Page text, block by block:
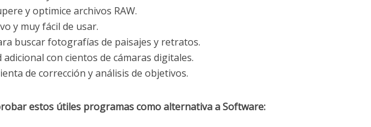
y optimice archivos RAW.
y muy fácil de usar.
buscar fotografías de paisajes y retratos.
con cientos de cámaras digitales.
de corrección y análisis de objetivos.
estos útiles programas como alternativa a Software: